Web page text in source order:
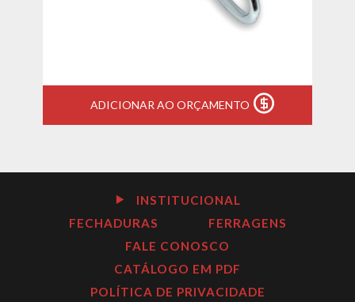
ADICIONAR AO ORÇAMENTO
INSTITUCIONAL
FECHADURAS
FERRAGENS
FALE CONOSCO
CATÁLOGO EM PDF
POLÍTICA DE PRIVACIDADE